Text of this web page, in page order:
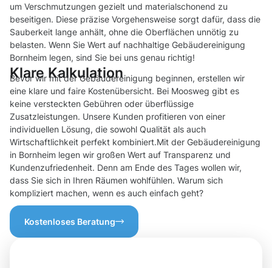
um Verschmutzungen gezielt und materialschonend zu
beseitigen. Diese präzise Vorgehensweise sorgt dafür, dass die
Sauberkeit lange anhält, ohne die Oberflächen unnötig zu
belasten. Wenn Sie Wert auf nachhaltige Gebäudereinigung
Bornheim legen, sind Sie bei uns genau richtig!
Klare Kalkulation
Bevor wir mit der Gebäudereinigung beginnen, erstellen wir
eine klare und faire Kostenübersicht. Bei Moosweg gibt es
keine versteckten Gebühren oder überflüssige
Zusatzleistungen. Unsere Kunden profitieren von einer
individuellen Lösung, die sowohl Qualität als auch
Wirtschaftlichkeit perfekt kombiniert.Mit der Gebäudereinigung
in Bornheim legen wir großen Wert auf Transparenz und
Kundenzufriedenheit. Denn am Ende des Tages wollen wir,
dass Sie sich in Ihren Räumen wohlfühlen. Warum sich
kompliziert machen, wenn es auch einfach geht?
Kostenloses Beratung